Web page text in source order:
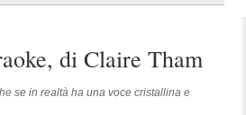
di Claire Tham
se in realtà ha una voce cristallina e